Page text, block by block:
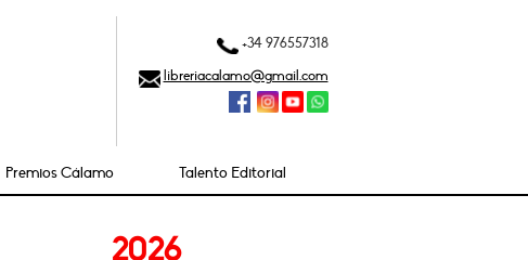
+34 976557318
libreriacalamo@gmail.com
Premios Cálamo Talento Editorial
2026